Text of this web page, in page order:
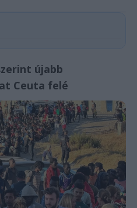
újabb
Ceuta felé